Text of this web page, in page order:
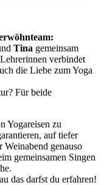
:
Tina gemeinsam
verbindet
die Liebe zum Yoga
Für beide
Yogareisen zu
auf tiefer
Weinabend genauso
gemeinsamen Singen
das darfst du erfahren!